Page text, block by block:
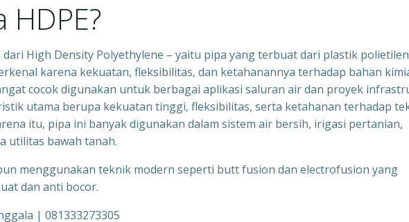
dari High Density Polyethylene – yaitu pipa yang terbuat dari plastik
karena kekuatan, fleksibilitas, dan ketahanannya terhadap bahan
cocok digunakan untuk berbagai aplikasi saluran air dan proyek
utama berupa kekuatan tinggi, fleksibilitas, serta ketahanan terhadap
itu, pipa ini banyak digunakan dalam sistem air bersih, irigasi pertanian,
utilitas bawah tanah.
menggunakan teknik modern seperti butt fusion dan electrofusion yang
dan anti bocor.
| 081333273305